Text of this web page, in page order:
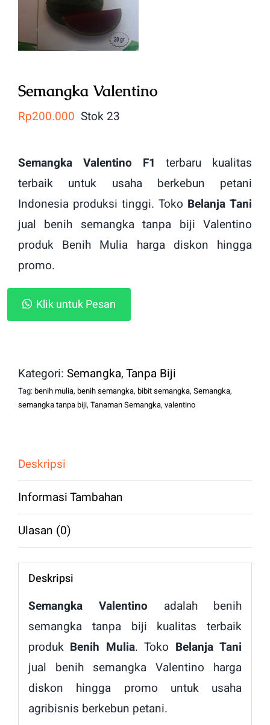
Semangka Valentino
Rp200.000 Stok 23
Semangka Valentino F1 terbaru kualitas
terbaik untuk usaha berkebun petani
Indonesia produksi tinggi. Toko Belanja Tani
jual benih semangka tanpa biji Valentino
produk Benih Mulia harga diskon hingga
promo.
Klik untuk Pesan
Kategori: Semangka,Tanpa Biji
Tag:benih mulia, benih semangka, bibit semangka, Semangka,
semangka tanpa biji, Tanaman Semangka, valentino
Deskripsi
Informasi Tambahan
Ulasan (0)
Deskripsi
Semangka Valentino adalah benih
semangka tanpa biji kualitas terbaik
produk Benih Mulia. Toko Belanja Tani
jual benih semangka Valentino harga
diskon hingga promo untuk usaha
agribisnis berkebun petani.